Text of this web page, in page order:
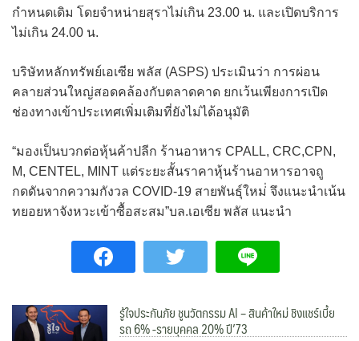
กำหนดเดิม โดยจำหน่ายสุราไม่เกิน 23.00 น. และเปิดบริการ
ไม่เกิน 24.00 น.
บริษัทหลักทรัพย์เอเซีย พลัส (ASPS) ประเมินว่า การผ่อน
คลายส่วนใหญ่สอดคล้องกับตลาดคาด ยกเว้นเพียงการเปิด
ช่องทางเข้าประเทศเพิ่มเติมที่ยังไม่ได้อนุมัติ
“มองเป็นบวกต่อหุ้นค้าปลีก ร้านอาหาร CPALL, CRC,CPN,
M, CENTEL, MINT แต่ระยะสั้นราคาหุ้นร้านอาหารอาจถู
กดดันจากความกังวล COVID-19 สายพันธุ์ใหม่่ จึงแนะนำเน้น
ทยอยหาจังหวะเข้าซื้อสะสม”บล.เอเซีย พลัส แนะนำ
รู้ใจประกันภัย ชูนวัตกรรม AI – สินค้าใหม่ ชิงแชร์เบี้ย
รถ 6% -รายบุคคล 20% ปี’73